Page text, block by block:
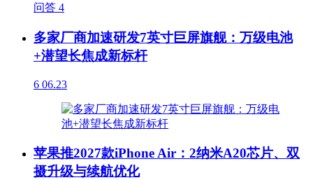
问答 4
多家厂商加速研发7英寸巨屏旗舰：万级电池
+潜望长焦成新标杆
6 06.23
苹果推2027款iPhone Air：2纳米A20芯片、双
摄升级与续航优化